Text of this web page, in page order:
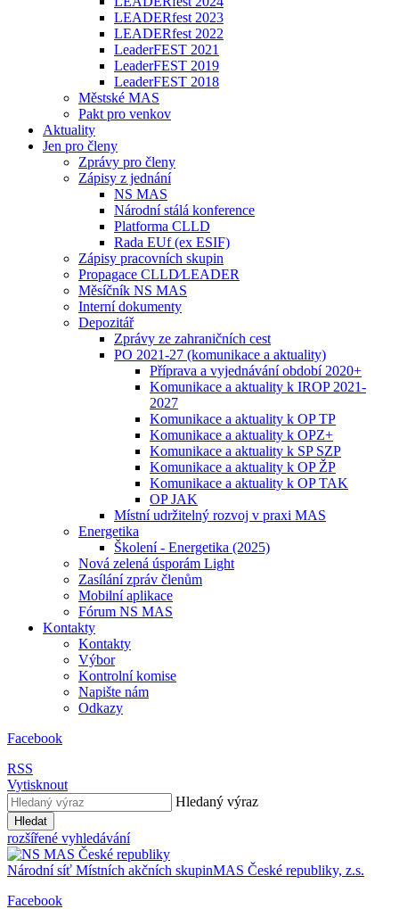
LEADERfest 2023
LEADERfest 2022
LeaderFEST 2021
LeaderFEST 2019
LeaderFEST 2018
Městské MAS
Pakt pro venkov
Aktuality
Jen pro členy
Zprávy pro členy
Zápisy z jednání
NS MAS
Národní stálá konference
Platforma CLLD
Rada EUf (ex ESIF)
Zápisy pracovních skupin
Propagace CLLD⁄LEADER
Měsíčník NS MAS
Interní dokumenty
Depozitář
Zprávy ze zahraničních cest
PO 2021-27 (komunikace a aktuality)
Příprava a vyjednávání období 2020+
Komunikace a aktuality k IROP 2021-
2027
Komunikace a aktuality k OP TP
Komunikace a aktuality k OPZ+
Komunikace a aktuality k SP SZP
Komunikace a aktuality k OP ŽP
Komunikace a aktuality k OP TAK
OP JAK
Místní udržitelný rozvoj v praxi MAS
Energetika
Školení - Energetika (2025)
Nová zelená úsporám Light
Zasílání zpráv členům
Mobilní aplikace
Fórum NS MAS
Kontakty
Kontakty
Výbor
Kontrolní komise
Napište nám
Odkazy
Facebook
RSS
Vytisknout
Hledaný výraz
Hledat
rozšířené vyhledávání
Národní síť Místních akčních skupinMAS České republiky, z.s.
Facebook